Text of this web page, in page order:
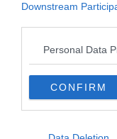
Downstream
Personal Data
CONFIRM
MONDO
Stati Uniti, la
incendi a